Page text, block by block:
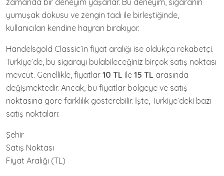
zamanda bir deneyim yaşarlar. Bu deneyim, sigaranın
yumuşak dokusu ve zengin tadı ile birleştiğinde,
kullanıcıları kendine hayran bırakıyor.
Handelsgold Classic’in fiyat aralığı ise oldukça rekabetçi.
Türkiye’de, bu sigarayı bulabileceğiniz birçok satış noktası
mevcut. Genellikle, fiyatlar 10 TL ile 15 TL arasında
değişmektedir. Ancak, bu fiyatlar bölgeye ve satış
noktasına göre farklılık gösterebilir. İşte, Türkiye’deki bazı
satış noktaları:
Şehir
Satış Noktası
Fiyat Aralığı (TL)